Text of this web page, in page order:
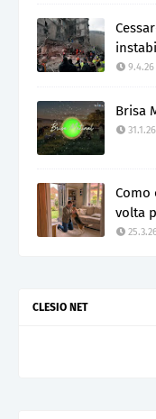
9.4.26
Brisa
31.1.26
Como
volta
CLESIO NET